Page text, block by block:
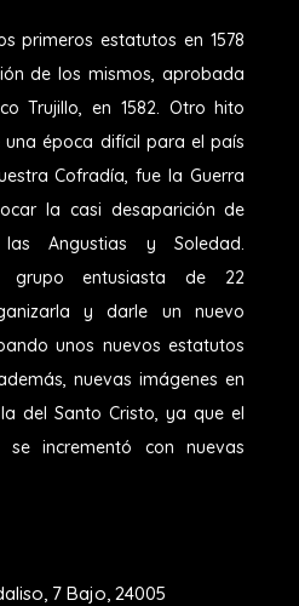
primeros estatutos en 1578
de los mismos, aprobada
Trujillo, en 1582. Otro hito
época difícil para el país
Cofradía, fue la Guerra
la casi desaparición de
Angustias y Soledad.
grupo entusiasta de 22
y darle un nuevo
unos nuevos estatutos
nuevas imágenes en
del Santo Cristo, ya que el
se incrementó con nuevas
7 Bajo, 24005